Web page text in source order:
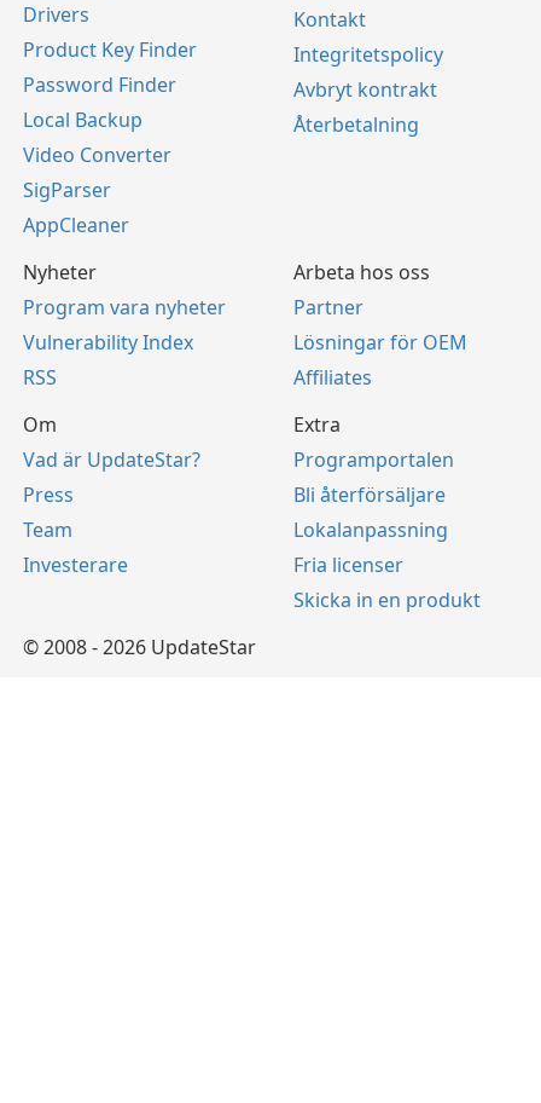
Drivers
Product Key Finder
Password Finder
Local Backup
Video Converter
SigParser
AppCleaner
Kontakt
Integritetspolicy
Avbryt kontrakt
Återbetalning
Nyheter
Program vara nyheter
Vulnerability Index
RSS
Arbeta hos oss
Partner
Lösningar för OEM
Affiliates
Om
Vad är UpdateStar?
Press
Team
Investerare
Extra
Programportalen
Bli återförsäljare
Lokalanpassning
Fria licenser
Skicka in en produkt
© 2008 - 2026 UpdateStar